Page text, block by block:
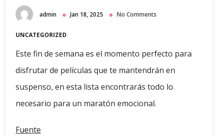
admin Jan 18, 2025 No Comments
UNCATEGORIZED
Este fin de semana es el momento perfecto para
disfrutar de películas que te mantendrán en
suspenso, en esta lista encontrarás todo lo
necesario para un maratón emocional.
Fuente